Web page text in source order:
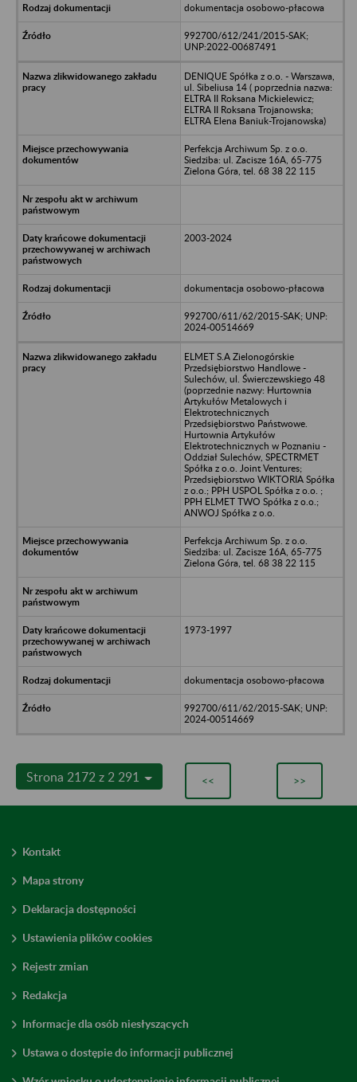
dokumentacja osobowo-płacowa
992700/612/241/2015-SAK;
UNP:2022-00687491
DENIQUE Spółka z o.o. - Warszawa,
ul. Sibeliusa 14 ( poprzednia nazwa:
ELTRA II Roksana Mickielewicz;
ELTRA II Roksana Trojanowska;
ELTRA Elena Baniuk-Trojanowska)
Perfekcja Archiwum Sp. z o.o.
Siedziba: ul. Zacisze 16A, 65-775
Zielona Góra, tel. 68 38 22 115
2003-2024
dokumentacja osobowo-płacowa
992700/611/62/2015-SAK; UNP:
2024-00514669
ELMET S.A Zielonogórskie
Przedsiębiorstwo Handlowe -
Sulechów, ul. Świerczewskiego 48
(poprzednie nazwy: Hurtownia
Artykułów Metalowych i
Elektrotechnicznych
Przedsiębiorstwo Państwowe.
Hurtownia Artykułów
Elektrotechnicznych w Poznaniu -
Oddział Sulechów, SPECTRMET
Spółka z o.o. Joint Ventures;
Przedsiębiorstwo WIKTORIA Spółka
z o.o.; PPH USPOL Spółka z o.o. ;
PPH ELMET TWO Spółka z o.o.;
ANWOJ Spółka z o.o.
Perfekcja Archiwum Sp. z o.o.
Siedziba: ul. Zacisze 16A, 65-775
Zielona Góra, tel. 68 38 22 115
1973-1997
dokumentacja osobowo-płacowa
992700/611/62/2015-SAK; UNP:
2024-00514669
Strona 2172 z 2 291 << >>
Kontakt
Mapa strony
Deklaracja dostępności
Ustawienia plików cookies
Rejestr zmian
Redakcja
Informacje dla osób niesłyszących
Ustawa o dostępie do informacji publicznej